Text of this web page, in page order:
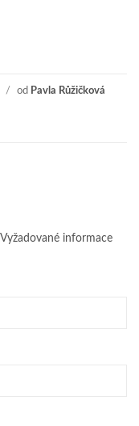
/ od Pavla Růžičková
Vyžadované informace